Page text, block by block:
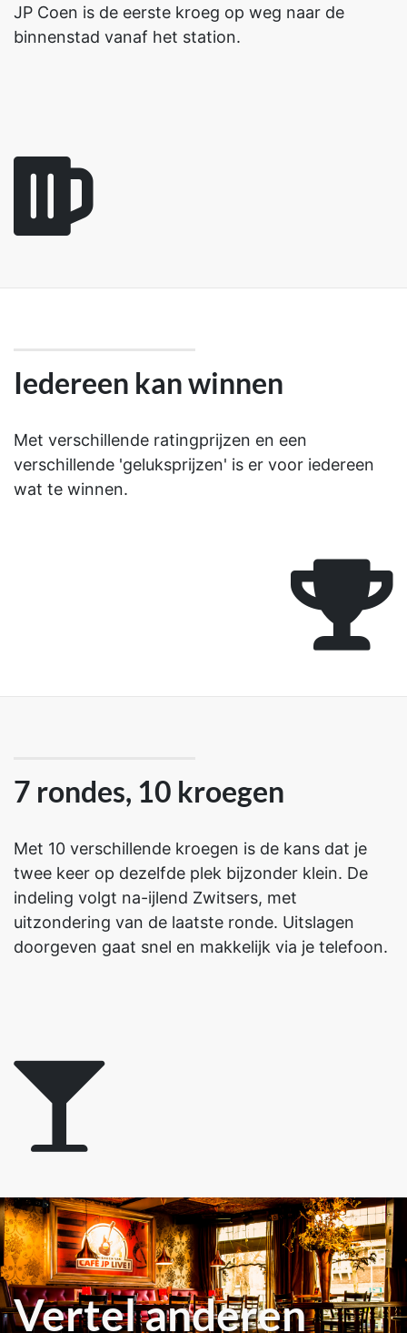
JP Coen is de eerste kroeg op weg naar de
binnenstad vanaf het station.
Iedereen kan winnen
Met verschillende ratingprijzen en een
verschillende 'geluksprijzen' is er voor iedereen
wat te winnen.
7 rondes, 10 kroegen
Met 10 verschillende kroegen is de kans dat je
twee keer op dezelfde plek bijzonder klein. De
indeling volgt na-ijlend Zwitsers, met
uitzondering van de laatste ronde. Uitslagen
doorgeven gaat snel en makkelijk via je telefoon.
Vertel anderen